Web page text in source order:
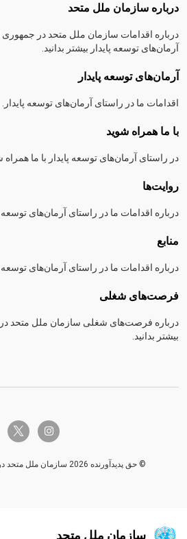
Footer menu
درباره سازمان ملل متحد
درباره اقدامات سازمان ملل متحد در جمهوری
آرمان‌های توسعه پایدار بیشتر بدانید.
آرمان‌های توسعه پایدار
اقدامات ما در راستای آرمان‌های توسعه‌ پایدار.
با ما همراه شوید
در راستای آرمان‌های توسعه پایدار با ما همراه
روایت‌ها
درباره اقدامات ما در راستای آرمان‌های توسعه
منابع
درباره اقدامات ما در راستای آرمان‌های توسعه
فرصت‌های شغلی
درباره فرصت‌های شغلی سازمان ملل متحد
بیشتر بدانید.
instagram
twitter-x
© حق پدیدآورنده 2026 سازمان ملل متحد در جمهوری اسلامی ایران
سازمان ملل متحد